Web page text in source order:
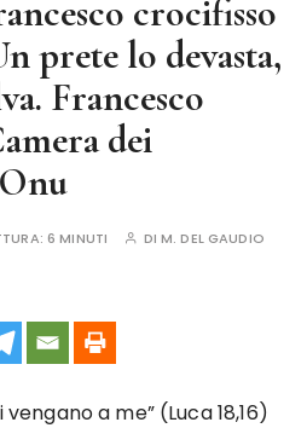
crocifisso
prete lo devasta,
Francesco
dei
6 MINUTI DI M. DEL GAUDIO
a me” (Luca 18,16)